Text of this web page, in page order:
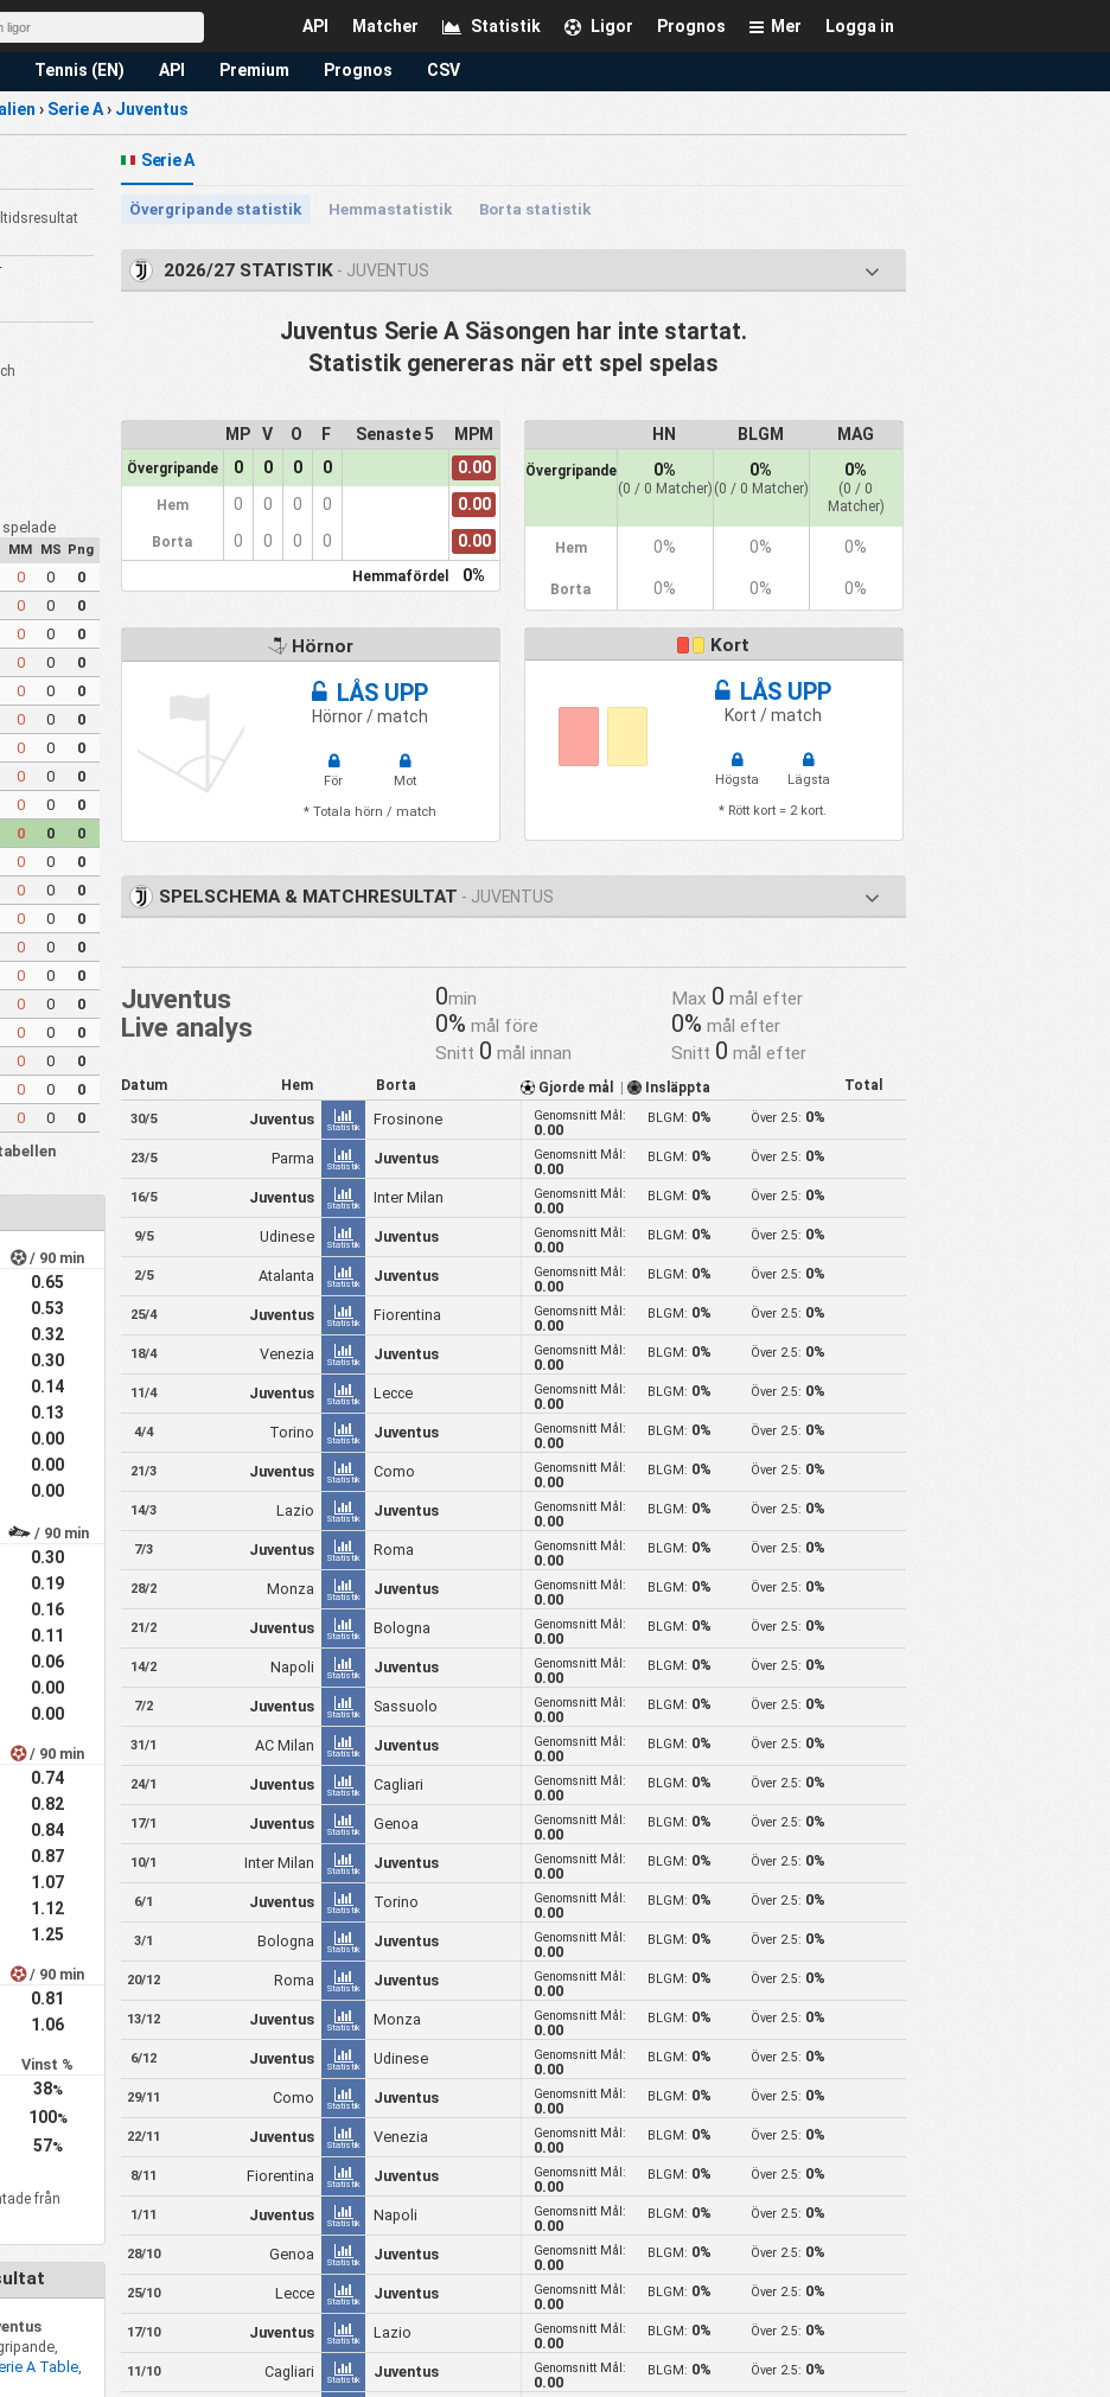
Logga in
Mer
Prognos
Ligor
Statistik
Matcher
API
Tennis (EN) API Premium Prognos CSV
› Serie A› Juventus
MM MS Png
0 0
0
0 0
0
0 0
0
0 0
0
0 0
0
0 0
0
0 0
0
0 0
0
0 0
0
0 0
0
0 0
0
0 0
0
0 0
0
0 0
0
0 0
0
0 0
0
0 0
0
0 0
0
0 0
0
0 0
0
/ 90 min
0.65
0.53
0.32
0.30
0.14
0.13
0.00
0.00
0.00
/ 90 min
0.30
0.19
0.16
0.11
0.06
0.00
0.00
/ 90 min
0.74
0.82
0.84
0.87
1.07
1.12
1.25
/ 90 min
0.81
1.06
Vinst %
38%
100%
57%
från
A Table,
Serie A
Övergripande statistik Hemmastatistik Borta statistik
2026/27 STATISTIK - JUVENTUS
Juventus Serie A Säsongen har inte startat.
Statistik genereras när ett spel spelas
MP V O F Senaste 5 MPM
Övergripande 0 0 0 0 0.00
Hem 0 0 0 0 0.00
Borta 0 0 0 0 0.00
Hemmafördel 0%
HN BLGM MAG
Övergripande 0%
(0 / 0 Matcher)
0%
(0 / 0 Matcher)
0%
(0 / 0
Matcher)
Hem 0% 0% 0%
Borta 0% 0% 0%
Hörnor
LÅS UPP
Hörnor / match
För
Mot
* Totala hörn / match
Kort
LÅS UPP
Kort / match
Högsta
Lägsta
* Rött kort = 2 kort.
SPELSCHEMA & MATCHRESULTAT - JUVENTUS
Juventus
Live analys
0min Max 0 mål efter
0% mål före 0% mål efter
Snitt 0 mål innan Snitt 0 mål efter
Datum Hem Borta Gjorde mål | Insläppta Total
30/5 Juventus Statistik Frosinone Genomsnitt Mål:
0.00
BLGM: 0% Över 2.5: 0%
23/5 Parma Statistik Juventus Genomsnitt Mål:
0.00
BLGM: 0% Över 2.5: 0%
16/5 Juventus Statistik Inter Milan Genomsnitt Mål:
0.00
BLGM: 0% Över 2.5: 0%
9/5 Udinese Statistik Juventus Genomsnitt Mål:
0.00
BLGM: 0% Över 2.5: 0%
2/5 Atalanta Statistik Juventus Genomsnitt Mål:
0.00
BLGM: 0% Över 2.5: 0%
25/4 Juventus Statistik Fiorentina Genomsnitt Mål:
0.00
BLGM: 0% Över 2.5: 0%
18/4 Venezia Statistik Juventus Genomsnitt Mål:
0.00
BLGM: 0% Över 2.5: 0%
11/4 Juventus Statistik Lecce Genomsnitt Mål:
0.00
BLGM: 0% Över 2.5: 0%
4/4 Torino Statistik Juventus Genomsnitt Mål:
0.00
BLGM: 0% Över 2.5: 0%
21/3 Juventus Statistik Como Genomsnitt Mål:
0.00
BLGM: 0% Över 2.5: 0%
14/3 Lazio Statistik Juventus Genomsnitt Mål:
0.00
BLGM: 0% Över 2.5: 0%
7/3 Juventus Statistik Roma Genomsnitt Mål:
0.00
BLGM: 0% Över 2.5: 0%
28/2 Monza Statistik Juventus Genomsnitt Mål:
0.00
BLGM: 0% Över 2.5: 0%
21/2 Juventus Statistik Bologna Genomsnitt Mål:
0.00
BLGM: 0% Över 2.5: 0%
14/2 Napoli Statistik Juventus Genomsnitt Mål:
0.00
BLGM: 0% Över 2.5: 0%
7/2 Juventus Statistik Sassuolo Genomsnitt Mål:
0.00
BLGM: 0% Över 2.5: 0%
31/1 AC Milan Statistik Juventus Genomsnitt Mål:
0.00
BLGM: 0% Över 2.5: 0%
24/1 Juventus Statistik Cagliari Genomsnitt Mål:
0.00
BLGM: 0% Över 2.5: 0%
17/1 Juventus Statistik Genoa Genomsnitt Mål:
0.00
BLGM: 0% Över 2.5: 0%
10/1 Inter Milan Statistik Juventus Genomsnitt Mål:
0.00
BLGM: 0% Över 2.5: 0%
6/1 Juventus Statistik Torino Genomsnitt Mål:
0.00
BLGM: 0% Över 2.5: 0%
3/1 Bologna Statistik Juventus Genomsnitt Mål:
0.00
BLGM: 0% Över 2.5: 0%
20/12 Roma Statistik Juventus Genomsnitt Mål:
0.00
BLGM: 0% Över 2.5: 0%
13/12 Juventus Statistik Monza Genomsnitt Mål:
0.00
BLGM: 0% Över 2.5: 0%
6/12 Juventus Statistik Udinese Genomsnitt Mål:
0.00
BLGM: 0% Över 2.5: 0%
29/11 Como Statistik Juventus Genomsnitt Mål:
0.00
BLGM: 0% Över 2.5: 0%
22/11 Juventus Statistik Venezia Genomsnitt Mål:
0.00
BLGM: 0% Över 2.5: 0%
8/11 Fiorentina Statistik Juventus Genomsnitt Mål:
0.00
BLGM: 0% Över 2.5: 0%
1/11 Juventus Statistik Napoli Genomsnitt Mål:
0.00
BLGM: 0% Över 2.5: 0%
28/10 Genoa Statistik Juventus Genomsnitt Mål:
0.00
BLGM: 0% Över 2.5: 0%
25/10 Lecce Statistik Juventus Genomsnitt Mål:
0.00
BLGM: 0% Över 2.5: 0%
17/10 Juventus Statistik Lazio Genomsnitt Mål:
0.00
BLGM: 0% Över 2.5: 0%
11/10 Cagliari Statistik Juventus Genomsnitt Mål:
0.00
BLGM: 0% Över 2.5: 0%